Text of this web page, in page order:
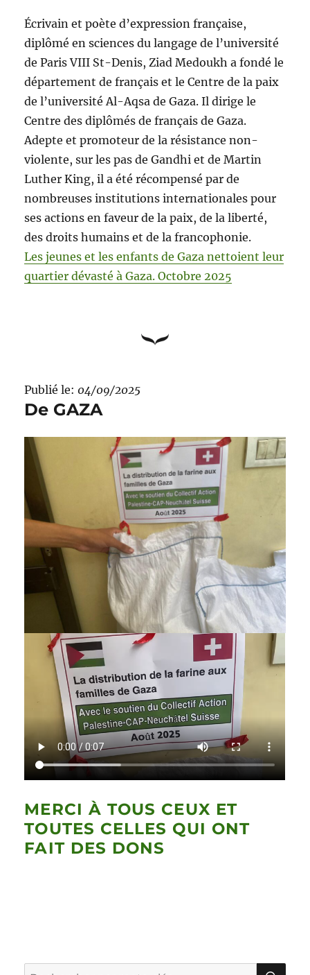
Écrivain et poète d’expression française,
diplômé en sciences du langage de l’université
de Paris VIII St-Denis, Ziad Medoukh a fondé le
département de français et le Centre de la paix
de l’université Al-Aqsa de Gaza. Il dirige le
Centre des diplômés de français de Gaza.
Adepte et promoteur de la résistance non-
violente, sur les pas de Gandhi et de Martin
Luther King, il a été récompensé par de
nombreuses institutions internationales pour
ses actions en faveur de la paix, de la liberté,
des droits humains et de la francophonie.
Les jeunes et les enfants de Gaza nettoient leur
quartier dévasté à Gaza. Octobre 2025
Publié le:04/09/2025
De GAZA
MERCI À TOUS CEUX ET
TOUTES CELLES QUI ONT
FAIT DES DONS